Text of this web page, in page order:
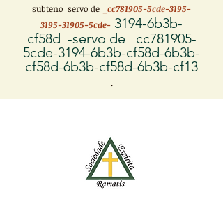
subteno servo de
_cc781905-5cde-3195-
3195-31905-5cde- 3194-6b3b-
cf58d_-servo de _cc781905-
5cde-3194-6b3b-cf58d-6b3b-
cf58d-6b3b-cf58d-6b3b-cf13
.